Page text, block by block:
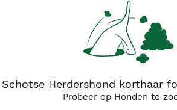
Herdershond korthaar
Probeer op Honden te